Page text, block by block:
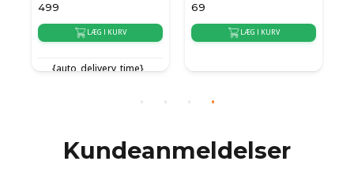
499
LÆG I KURV
{auto_delivery_time}
69
LÆG I KURV
Kundeanmeldelser